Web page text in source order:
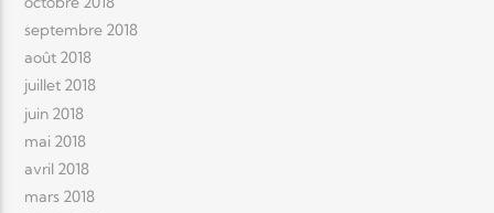
septembre 2018
août 2018
juillet 2018
juin 2018
mai 2018
avril 2018
mars 2018